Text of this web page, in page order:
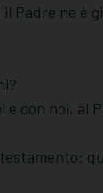
Padre ne è
con noi, al
testamento: